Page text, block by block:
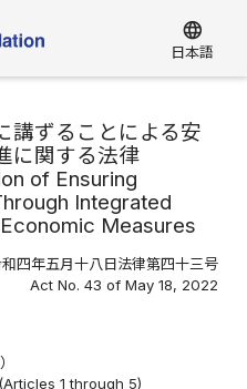
language
日本語
講ずることによる安
に関する法律
of Ensuring
Integrated
Measures
和四年五月十八日法律第四十三号
Act No. 43 of May 18, 2022
1 through 5)